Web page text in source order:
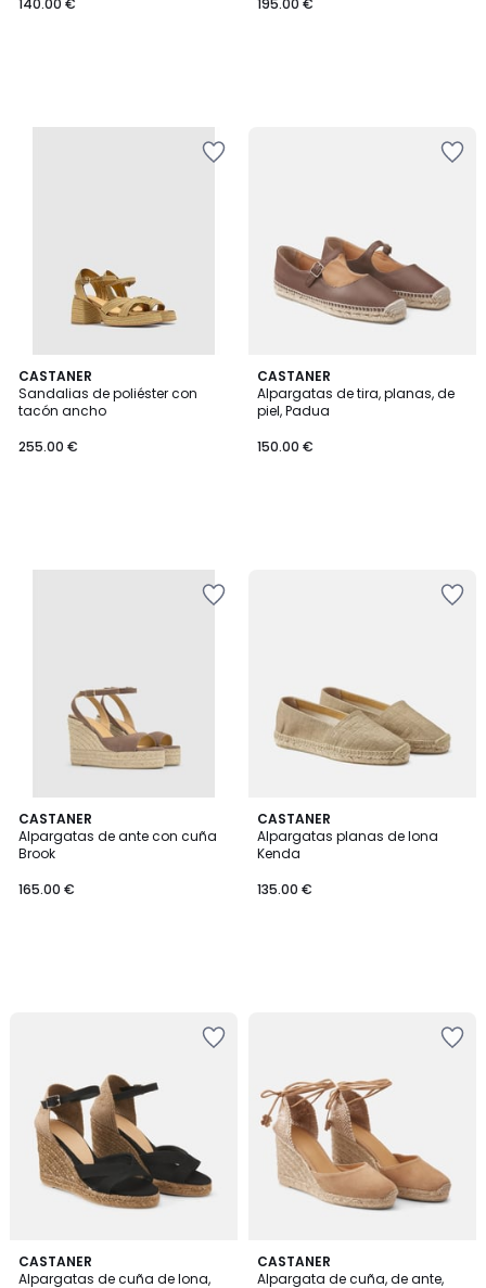
140.00 €
195.00 €
CASTANER
Sandalias de poliéster con
tacón ancho
255.00 €
CASTANER
Alpargatas de tira, planas, de
piel, Padua
150.00 €
CASTANER
Alpargatas de ante con cuña
Brook
165.00 €
CASTANER
Alpargatas planas de lona
Kenda
135.00 €
CASTANER
Alpargatas de cuña de lona,
CASTANER
Alpargata de cuña, de ante,